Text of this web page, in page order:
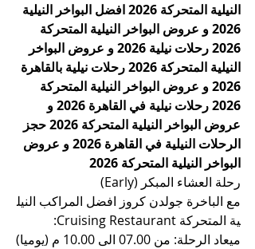
النيلية المتحركة 2026 افضل البواخر النيلية
2026 و عروض البواخر النيلية المتحركة
2026 رحلات نيلية 2026 و عروض البواخر
النيلية المتحركة 2026 رحلات نيلية بالقاهرة
2026 و عروض البواخر النيلية المتحركة
2026 رحلات نيلية في القاهرة 2026 و
عروض البواخر النيلية المتحركة 2026 حجز
الرحلات النيلية في القاهرة
2026 و عروض
البواخر النيلية المتحركة 2026
رحلة العشاء المبكر (Early)
مع الباخرة جولدن كروز افضل المراكب النيل
ية المتحركة Cruising Restaurant:
ميعاد الرحلة: من 07.00 الى 10.00 م (يوميا)